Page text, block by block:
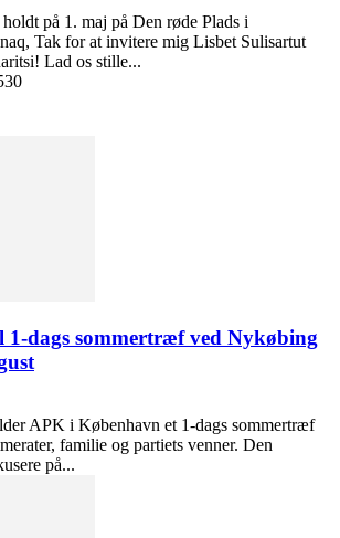
på 1. maj på Den røde Plads i
Tak for at invitere mig Lisbet Sulisartut
Lad os stille...
dags sommertræf ved Nykøbing
APK i København et 1-dags sommertræf
familie og partiets venner. Den
på...